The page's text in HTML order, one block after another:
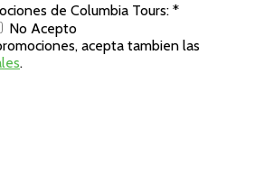
de Columbia Tours: *
No Acepto
acepta tambien las
.